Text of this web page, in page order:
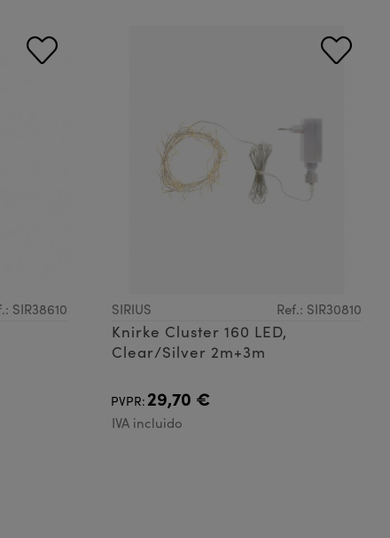
SIR38610 SIRIUS Ref.: SIR30810
Knirke Cluster 160 LED,
Clear/Silver 2m+3m
PVPR: 29,70 €
IVA incluido